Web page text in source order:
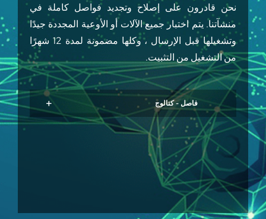
نحن قادرون على إصلاح وتجديد فواصل كاملة في
منشآتنا. يتم اختبار جميع الآلات أو الأوعية المجددة جيدًا
وتشغيلها قبل الإرسال ، وكلها مضمونة لمدة 12 شهرًا
من التشغيل من التثبيت.
فاصل - كتالوج